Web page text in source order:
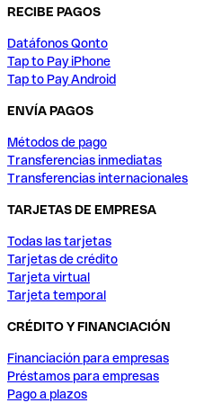
RECIBE PAGOS
Datáfonos Qonto
Tap to Pay iPhone
Tap to Pay Android
ENVÍA PAGOS
Métodos de pago
Transferencias inmediatas
Transferencias internacionales
TARJETAS DE EMPRESA
Todas las tarjetas
Tarjetas de crédito
Tarjeta virtual
Tarjeta temporal
CRÉDITO Y FINANCIACIÓN
Financiación para empresas
Préstamos para empresas
Pago a plazos